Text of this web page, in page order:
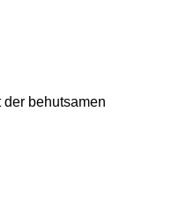
der behutsamen